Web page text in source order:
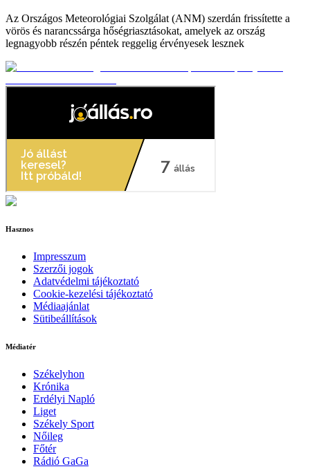
Az Országos Meteorológiai Szolgálat (ANM) szerdán frissítette a
vörös és narancssárga hőségriasztásokat, amelyek az ország
legnagyobb részén péntek reggelig érvényesek lesznek
Hasznos
Impresszum
Szerzői jogok
Adatvédelmi tájékoztató
Cookie-kezelési tájékoztató
Médiaajánlat
Sütibeállítások
Médiatér
Székelyhon
Krónika
Erdélyi Napló
Liget
Székely Sport
Nőileg
Főtér
Rádió GaGa